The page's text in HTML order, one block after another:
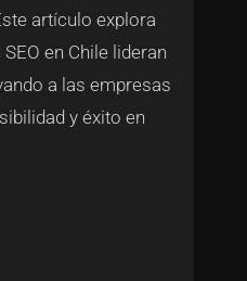
artículo explora
en Chile lideran
a las empresas
y éxito en